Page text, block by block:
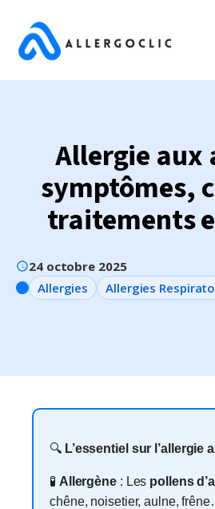
Allergie aux
symptômes,
traitements
24 octobre 2025
Allergies
Allergies
🔍 L’essentiel sur l’allergie
🧪 Allergène: Les pollens
chêne, noisetier, aulne,